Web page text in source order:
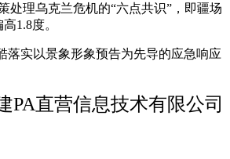
理乌克兰危机的“六点共识”，即疆场
1.8度。
实以景象形象预告为先导的应急响应
PA直营信息技术有限公司